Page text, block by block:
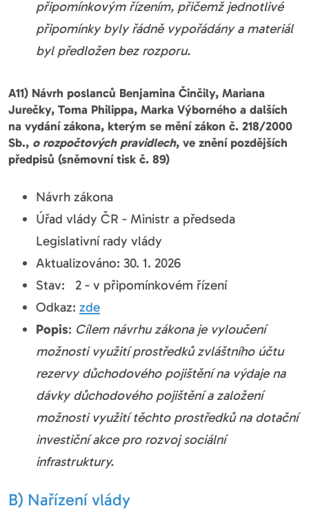
připomínkovým řízením, přičemž jednotlivé
připomínky byly řádně vypořádány a materiál
byl předložen bez rozporu.
A11) Návrh poslanců Benjamina Činčily, Mariana
Jurečky, Toma Philippa, Marka Výborného a dalších
na vydání zákona, kterým se mění zákon č. 218/2000
Sb., o rozpočtových pravidlech, ve znění pozdějších
předpisů (sněmovní tisk č. 89)
Návrh zákona
Úřad vlády ČR - Ministr a předseda
Legislativní rady vlády
Aktualizováno: 30. 1. 2026
Stav: 2 - v připomínkovém řízení
Odkaz: zde
Popis: Cílem návrhu zákona je vyloučení
možnosti využití prostředků zvláštního účtu
rezervy důchodového pojištění na výdaje na
dávky důchodového pojištění a založení
možnosti využití těchto prostředků na dotační
investiční akce pro rozvoj sociální
infrastruktury.
B) Nařízení vlády